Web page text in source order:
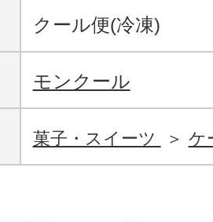
クール便(冷凍)
モンクール
菓子・スイーツ ケ